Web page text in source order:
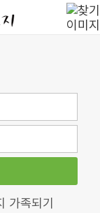
가족되기